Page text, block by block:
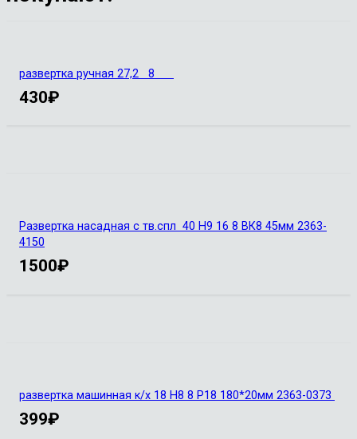
развертка ручная 27,2 8
430₽
Развертка насадная с тв.спл 40 Н9 16 8 ВК8 45мм 2363-
4150
1500₽
развертка машинная к/х 18 Н8 8 Р18 180*20мм 2363-0373
399₽